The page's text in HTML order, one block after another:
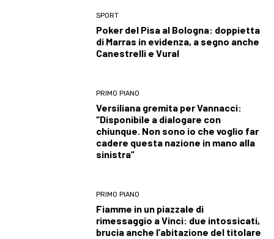
SPORT
Poker del Pisa al Bologna: doppietta
di Marras in evidenza, a segno anche
Canestrelli e Vural
PRIMO PIANO
Versiliana gremita per Vannacci:
“Disponibile a dialogare con
chiunque. Non sono io che voglio far
cadere questa nazione in mano alla
sinistra”
PRIMO PIANO
Fiamme in un piazzale di
rimessaggio a Vinci: due intossicati,
brucia anche l’abitazione del titolare